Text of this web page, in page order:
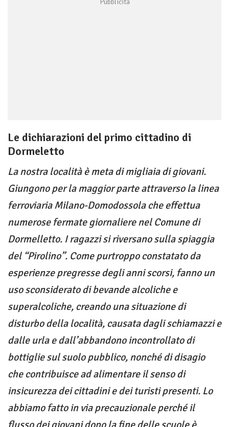
Le dichiarazioni del primo cittadino di
Dormeletto
La nostra località è meta di migliaia di giovani.
Giungono per la maggior parte attraverso la linea
ferroviaria Milano-Domodossola che effettua
numerose fermate giornaliere nel Comune di
Dormelletto. I ragazzi si riversano sulla spiaggia
del “Pirolino”. Come purtroppo constatato da
esperienze pregresse degli anni scorsi, fanno un
uso sconsiderato di bevande alcoliche e
superalcoliche, creando una situazione di
disturbo della località, causata dagli schiamazzi e
dalle urla e dall’abbandono incontrollato di
bottiglie sul suolo pubblico, nonché di disagio
che contribuisce ad alimentare il senso di
insicurezza dei cittadini e dei turisti presenti. Lo
abbiamo fatto in via precauzionale perché il